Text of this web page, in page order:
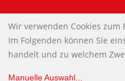
Banner und
Werden
Wir verwenden Cookies
Im Folgenden können Sie
handelt und zu welchem
Manuelle Auswahl...